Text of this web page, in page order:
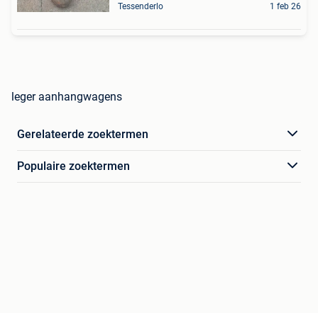
Tessenderlo 1 feb 26
leger aanhangwagens
Gerelateerde zoektermen
Populaire zoektermen